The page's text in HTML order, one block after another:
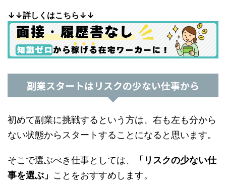
↓↓詳しくはこちら↓↓
副業スタートはリスクの少ない仕事から
初めて副業に挑戦するという方は、右も左も分から
ない状態からスタートすることになると思います。
そこで選ぶべき仕事としては、
「リスクの少ない仕
事を選ぶ」 ことをおすすめします。